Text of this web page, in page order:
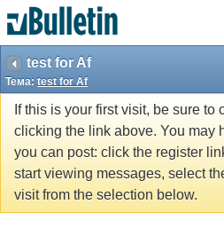
test for Af
Тема: test for Af
If this is your first visit, be sure to
clicking the link above. You may
you can post: click the register
start viewing messages, select
visit from the selection below.